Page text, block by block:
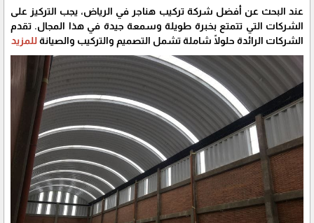
عند البحث عن أفضل شركة تركيب هناجر في الرياض، يجب التركيز على
الشركات التي تتمتع بخبرة طويلة وسمعة جيدة في هذا المجال. تقدم
الشركات الرائدة حلولًا شاملة تشمل التصميم والتركيب والصيانةللمزيد